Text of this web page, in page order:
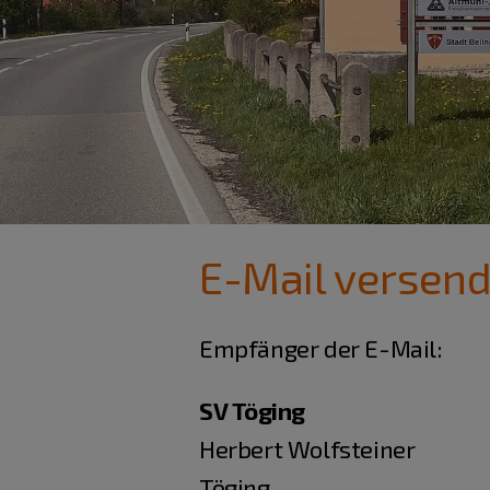
E-Mail
Empfänger der E-Mail:
SV Töging
Herbert Wolfsteiner